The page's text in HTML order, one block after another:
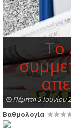
Το
Πέμπτη 5 Ιουνίου
Βαθμολογία